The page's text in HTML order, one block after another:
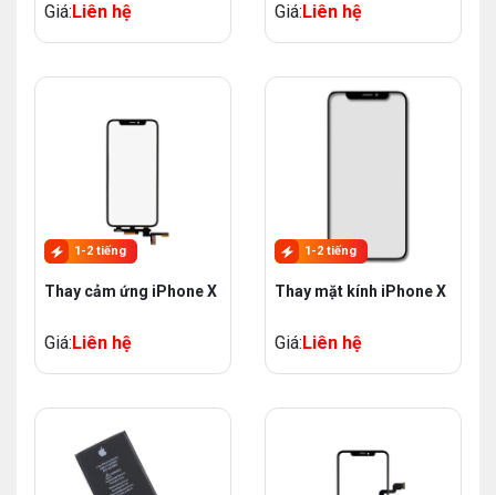
Giá:Liên hệ Giá:Liên hệ
1-2 tiếng
Thay cảm ứng iPhone X
Giá:Liên hệ
1-2 tiếng
Thay mặt kính iPhone X
Giá:Liên hệ